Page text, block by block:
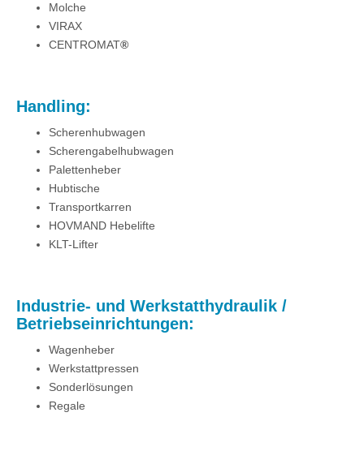
Molche
VIRAX
CENTROMAT®
Handling:
Scherenhubwagen
Scherengabelhubwagen
Palettenheber
Hubtische
Transportkarren
HOVMAND Hebelifte
KLT-Lifter
Industrie- und Werkstatthydraulik /
Betriebseinrichtungen:
Wagenheber
Werkstattpressen
Sonderlösungen
Regale